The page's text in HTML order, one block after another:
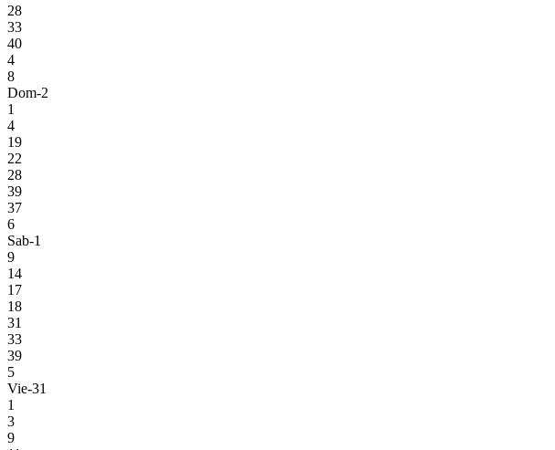
28
33
40
4
8
Dom-2
1
4
19
22
28
39
37
6
Sab-1
9
14
17
18
31
33
39
5
Vie-31
1
3
9